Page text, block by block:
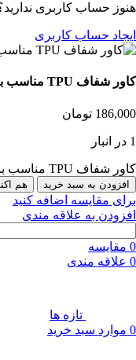
هنوز حساب کاربری
ایجاد حساب کاربری
کاور شفاف TPU مناسب برای سامسونگ Galaxy A55
186,000 تومان
1 در انبار
کاور شفاف TPU مناسب برای سامسونگ Galaxy A55 عدد
افزودن به سبد خرید هم
برای مقایسه اضافه کنید
افزودن به علاقه مندی
0 مقایسه
0 علاقه مندی
تازه ها
0 موارد سبد خرید